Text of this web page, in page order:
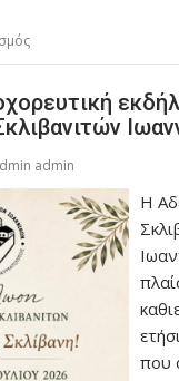
admin
Η
που